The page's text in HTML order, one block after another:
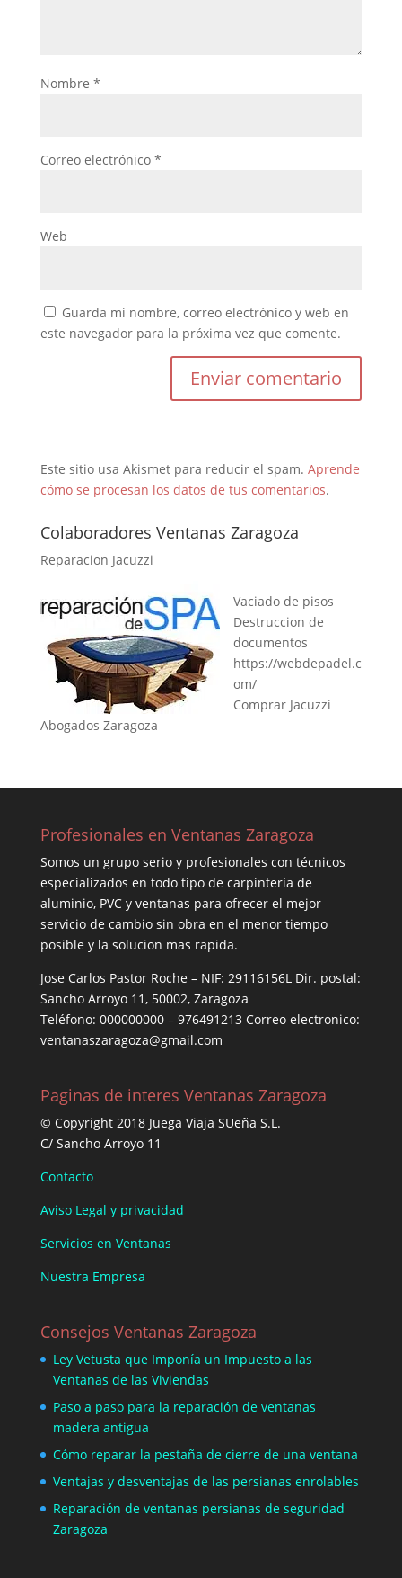
Nombre *
Correo electrónico *
Web
Guarda mi nombre, correo electrónico y web en
este navegador para la próxima vez que comente.
Este sitio usa Akismet para reducir el spam. Aprende
cómo se procesan los datos de tus comentarios.
Colaboradores Ventanas Zaragoza
Reparacion Jacuzzi
Vaciado de pisos
Destruccion de
documentos
https://webdepadel.c
om/
Comprar Jacuzzi
Abogados Zaragoza
Profesionales en Ventanas Zaragoza
Somos un grupo serio y profesionales con técnicos
especializados en todo tipo de carpintería de
aluminio, PVC y ventanas para ofrecer el mejor
servicio de cambio sin obra en el menor tiempo
posible y la solucion mas rapida.
Jose Carlos Pastor Roche – NIF: 29116156L Dir. postal:
Sancho Arroyo 11, 50002, Zaragoza
Teléfono: 000000000 – 976491213 Correo electronico:
ventanaszaragoza@gmail.com
Paginas de interes Ventanas Zaragoza
© Copyright 2018 Juega Viaja SUeña S.L.
C/ Sancho Arroyo 11
Contacto
Aviso Legal y privacidad
Servicios en Ventanas
Nuestra Empresa
Consejos Ventanas Zaragoza
Ley Vetusta que Imponía un Impuesto a las
Ventanas de las Viviendas
Paso a paso para la reparación de ventanas
madera antigua
Cómo reparar la pestaña de cierre de una ventana
Ventajas y desventajas de las persianas enrolables
Reparación de ventanas persianas de seguridad
Zaragoza